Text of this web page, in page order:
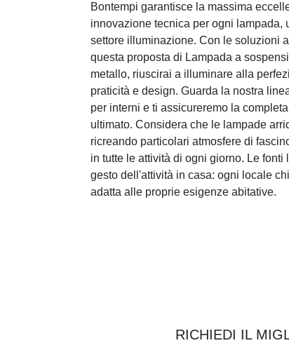
Bontempi garantisce la massima
innovazione tecnica per ogni lampada,
settore illuminazione. Con le soluzioni
questa proposta di Lampada a
metallo, riuscirai a illuminare alla
praticità e design. Guarda la nostra
per interni e ti assicureremo la
ultimato. Considera che le lampade
ricreando particolari atmosfere di
in tutte le attività di ogni giorno. Le
gesto dell'attività in casa: ogni locale
adatta alle proprie esigenze abitative.
RICHIEDI IL